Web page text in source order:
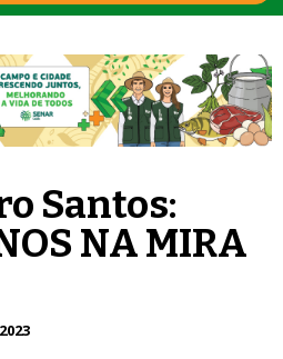
Santos:
NA MIRA